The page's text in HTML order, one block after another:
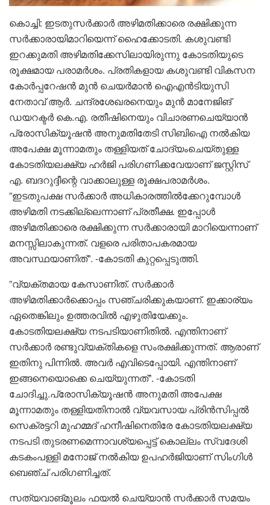
കൊച്ചി: ഇടതുസര്‍ക്കാര്‍ അഴിമതിക്കാരെ രക്ഷിക്കുന്ന
സര്‍ക്കാരായിമാറിയെന്ന് ഹൈക്കോടതി. കശുവണ്ടി
ഇറക്കുമതി അഴിമതിക്കേസിലായിരുന്നു കോടതിയുടെ
രൂക്ഷമായ പരാമര്‍ശം. പ്രതികളായ കശുവണ്ടി വികസന
കോര്‍പ്പറേഷന്‍ മുന്‍ ചെയര്‍മാന്‍ ഐഎന്‍ടിയുസി
നേതാവ് ആര്‍. ചന്ദ്രശേഖരനെയും മുന്‍ മാനേജിങ്
ഡയറക്ടര്‍ കെ.എ. രതീഷിനെയും വിചാരണചെയ്യാന്‍
പ്രോസിക്യൂഷന്‍ അനുമതിതേടി സിബിഐ നല്‍കിയ
അപേക്ഷ മൂന്നാമതും തള്ളിയത് ചോദ്യംചെയ്തുള്ള
കോടതിയലക്ഷ്യ ഹര്‍ജി പരിഗണിക്കവേയാണ് ജസ്റ്റിസ്
എ. ബദറുദ്ദീന്റെ വാക്കാലുള്ള രൂക്ഷപരാമര്‍ശം.
”ഇടതുപക്ഷ സര്‍ക്കാര്‍ അധികാരത്തില്‍ക്കേറുമ്പോള്‍
അഴിമതി നടക്കില്ലെന്നാണ് പ്രതീക്ഷ. ഇപ്പോള്‍
അഴിമതിക്കാരെ രക്ഷിക്കുന്ന സര്‍ക്കാരായി മാറിയെന്നാണ്
മനസ്സിലാകുന്നത്. വളരെ പരിതാപകരമായ
അവസ്ഥയാണിത്”. -കോടതി കുറ്റപ്പെടുത്തി.
”വ്യക്തമായ കേസാണിത്. സര്‍ക്കാര്‍
അഴിമതിക്കാര്‍ക്കൊപ്പം സഞ്ചരിക്കുകയാണ്. ഇക്കാര്യം
ഏതെങ്കിലും ഉത്തരവില്‍ എഴുതിയേക്കും.
കോടതിയലക്ഷ്യ നടപടിയാണിതില്‍. എന്തിനാണ്
സര്‍ക്കാര്‍ രണ്ടുവ്യക്തികളെ സംരക്ഷിക്കുന്നത്. ആരാണ്
ഇതിനു പിന്നില്‍. അവര്‍ എവിടെപ്പോയി. എന്തിനാണ്
ഇങ്ങനെയൊക്കെ ചെയ്യുന്നത്”. -കോടതി
ചോദിച്ചു.പ്രോസിക്യൂഷന്‍ അനുമതി അപേക്ഷ
മൂന്നാമതും തള്ളിയതിനാല്‍ വ്യവസായ പ്രിന്‍സിപ്പല്‍
സെക്രട്ടറി മുഹമ്മദ് ഹനീഷിനെതിരേ കോടതിയലക്ഷ്യ
നടപടി തുടരണമെന്നാവശ്യപ്പെട്ട് കൊല്ലം സ്വദേശി
കടകംപള്ളി മനോജ് നല്‍കിയ ഉപഹര്‍ജിയാണ് സിംഗിള്‍
ബെഞ്ച് പരിഗണിച്ചത്.
സത്യവാങ്മൂലം ഫയല്‍ ചെയ്യാന്‍ സര്‍ക്കാര്‍ സമയം